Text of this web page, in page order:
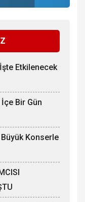
Etkilenecek
Bir Gün
Büyük Konserle